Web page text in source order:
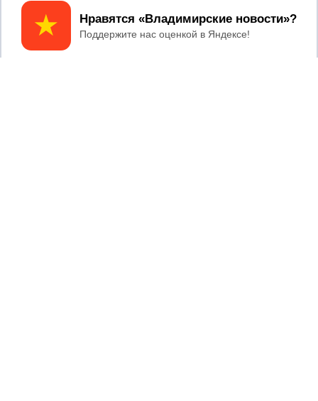
НОВОСТИ
Владимирские новости»
Учредитель (соучредители): Общество с ограниченной
ответственностью «РЕГИОНАЛЬНЫЕ НОВОСТИ» (ОГРН
Принять